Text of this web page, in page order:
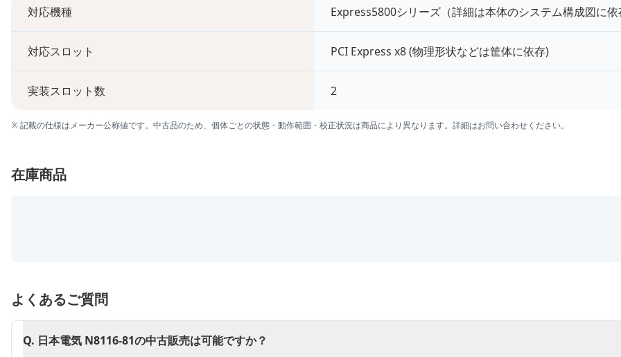
対応機種 Express5800シリーズ（詳細は本体のシステム構成図に
対応スロット PCI Express x8 (物理形状などは筐体に依存)
実装スロット数 2
※ 記載の仕様はメーカー公称値です。中古品のため、個体ごとの状態・動作範囲・校正状況は商品により異なります。詳細はお問い合わせください。
在庫商品
よくあるご質問
Q. 日本電気 N8116-81の中古販売は可能ですか？